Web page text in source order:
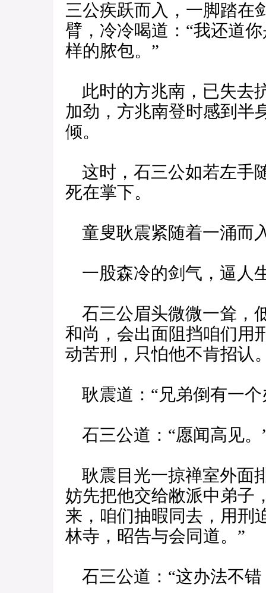
三公疾跃而入，一脚踏在
臂，冷冷喝道：“我还道
样的脓包。”
此时的方兆南，已失去
加劲，方兆南登时感到半
倾。
这时，石三公如若左手
死在掌下。
童叟耿震紧随着一涌而
一股森冷的剑气，逼人
石三公眉头微微一耸，
和尚，会出面阻挡咱们用
动苦刑，只怕他不肯招认
耿震道：“兄弟倒有一个
石三公道：“愿闻高见。
耿震目光一掠禅室外面
妨先把他交给敝派中弟子
来，咱们抽暇同去，用刑
林寺，昭告与会同道。”
石三公道：“这办法不